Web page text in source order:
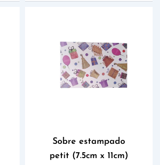
Sobre estampado
petit (7.5cm x 11cm)